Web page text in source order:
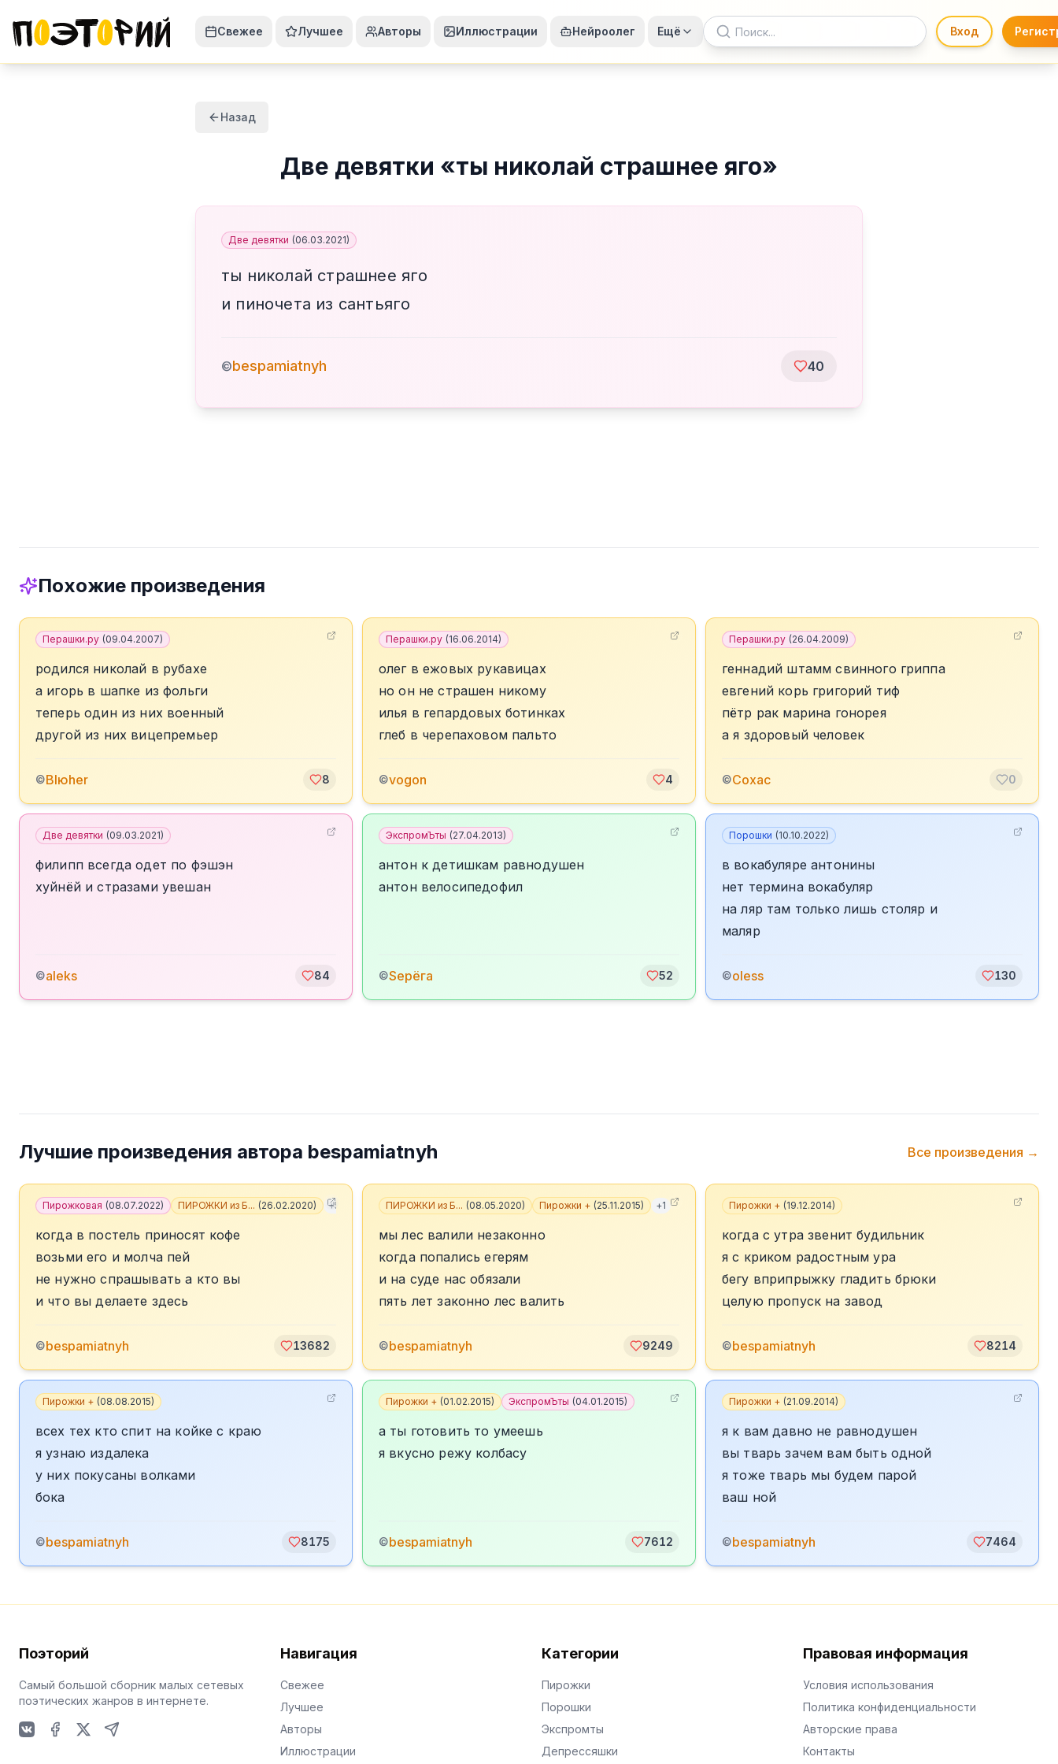
Свежее Лучшее Авторы Иллюстрации Нейроолег Ещё Вход
Назад
Две девятки «ты николай страшнее яго»
Две девятки (06.03.2021)
ты николай страшнее яго
и пиночета из сантьяго
©bespamiatnyh 40
Похожие произведения
Перашки.ру (09.04.2007)
родился николай в рубахе
а игорь в шапке из фольги
теперь один из них военный
другой из них вицепремьер
©Blюher 8
Перашки.ру (16.06.2014)
олег в ежовых рукавицах
но он не страшен никому
илья в гепардовых ботинках
глеб в черепаховом пальто
©vogon 4
Перашки.ру (26.04.2009)
геннадий штамм свинного гриппа
евгений корь григорий тиф
пётр рак марина гонорея
а я здоровый человек
©Сохас 0
Две девятки (09.03.2021)
филипп всегда одет по фэшэн
хуйнёй и стразами увешан
©aleks 84
ЭкспромЪты (27.04.2013)
антон к детишкам равнодушен
антон велосипедофил
©Sерёга 52
Порошки (10.10.2022)
в вокабуляре антонины
нет термина вокабуляр
на ляр там только лишь столяр и
маляр
©oless 130
Лучшие произведения автора bespamiatnyh Все произведения →
Пирожковая (08.07.2022) ПИРОЖКИ из Б... (26.02.2020) +5
когда в постель приносят кофе
возьми его и молча пей
не нужно спрашывать а кто вы
и что вы делаете здесь
©bespamiatnyh 13682
ПИРОЖКИ из Б... (08.05.2020) Пирожки + (25.11.2015) +1
мы лес валили незаконно
когда попались егерям
и на суде нас обязали
пять лет законно лес валить
©bespamiatnyh 9249
Пирожки + (19.12.2014)
когда с утра звенит будильник
я с криком радостным ура
бегу вприпрыжку гладить брюки
целую пропуск на завод
©bespamiatnyh 8214
Пирожки + (08.08.2015)
всех тех кто спит на койке с краю
я узнаю издалека
у них покусаны волками
бока
©bespamiatnyh 8175
Пирожки + (01.02.2015) ЭкспромЪты (04.01.2015)
а ты готовить то умеешь
я вкусно режу колбасу
©bespamiatnyh 7612
Пирожки + (21.09.2014)
я к вам давно не равнодушен
вы тварь зачем вам быть одной
я тоже тварь мы будем парой
ваш ной
©bespamiatnyh 7464
Поэторий
Самый большой сборник малых сетевых
поэтических жанров в интернете.
Навигация
Свежее
Лучшее
Авторы
Иллюстрации
Категории
Пирожки
Порошки
Экспромты
Депрессяшки
Правовая информация
Условия использования
Политика конфиденциальности
Авторские права
Контакты